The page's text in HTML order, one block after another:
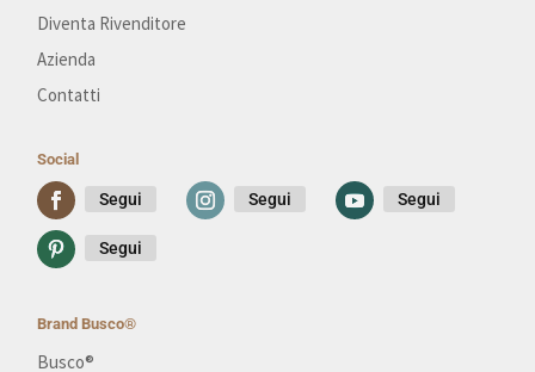
Diventa Rivenditore
Azienda
Contatti
Social
Segui Segui Segui
Segui
Brand Busco®
Busco®